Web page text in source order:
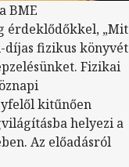
BME
érdeklődőkkel, „Mit
díjas fizikus könyvét
Fizikai
kitűnően
helyezi a
Az előadásról